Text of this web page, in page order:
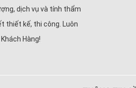
dịch vụ và tính thẩm
thiết kế, thi công. Luôn
Hàng!